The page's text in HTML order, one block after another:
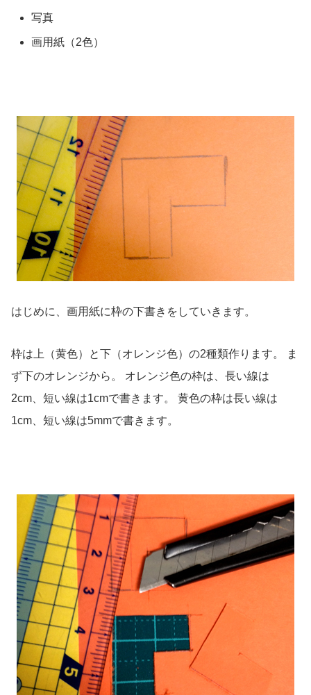
写真
画用紙（2色）
はじめに、画用紙に枠の下書きをしていきます。
枠は上（黄色）と下（オレンジ色）の2種類作ります。 ま
ず下のオレンジから。 オレンジ色の枠は、長い線は
2cm、短い線は1cmで書きます。 黄色の枠は長い線は
1cm、短い線は5mmで書きます。